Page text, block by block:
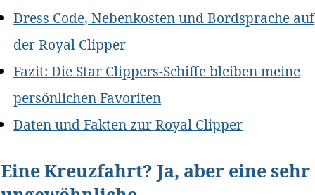
Dress Code, Nebenkosten und Bordsprache auf
der Royal Clipper
Fazit: Die Star Clippers-Schiffe bleiben meine
persönlichen Favoriten
Daten und Fakten zur Royal Clipper
Eine Kreuzfahrt? Ja, aber eine sehr